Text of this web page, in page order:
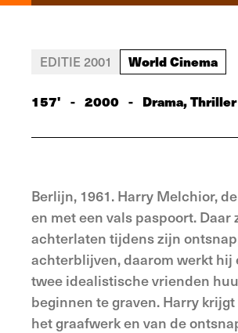
EDITIE 2001 World Cinema
157' - 2000 - Drama, Thriller
Berlijn, 1961. Harry Melchior,
en met een vals paspoort.
achterlaten tijdens zijn
achterblijven, daarom werkt hij
twee idealistische vrienden
beginnen te graven. Harry
het graafwerk en van de